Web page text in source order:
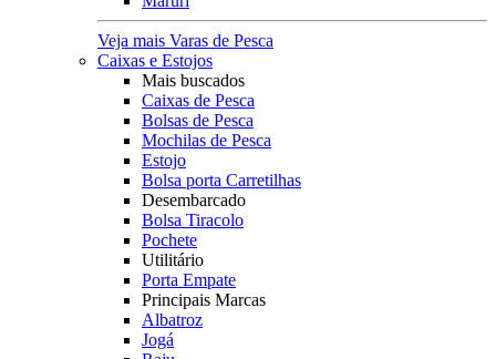
Veja mais Varas de Pesca
Caixas e Estojos
Mais buscados
Caixas de Pesca
Bolsas de Pesca
Mochilas de Pesca
Estojo
Bolsa porta Carretilhas
Desembarcado
Bolsa Tiracolo
Pochete
Utilitário
Porta Empate
Principais Marcas
Albatroz
Jogá